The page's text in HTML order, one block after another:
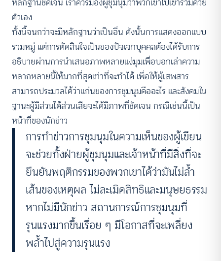
ตัวเอง
ทั้งนี้จนกว่าจะมีหลักฐานว่าเป็นอื่น ดังนั้นการแสดงออกแบบ
รวมหมู่ แต่การตัดสินใจเป็นของปัจเจกบุคคลต้องได้รับการ
อธิบายผ่านการนำเสนอภาพหลายแง่มุมเพื่อบอกเล่าความ
หลากหลายนี้ให้มากที่สุดเท่าที่จะทำได้ เพื่อให้ผู้เสพสาร
สามารถประมวลได้ว่าแก่นของการชุมนุมคืออะไร และสังคมใน
ฐานะผู้มีส่วนได้ส่วนเสียจะได้มีภาพที่ชัดเจน กรณีเช่นนี้เป็น
หน้าที่ของนักข่าว
การทำข่าวการชุมนุมในความเห็นของผู้เขียน
จะช่วยทั้งฝ่ายผู้ชุมนุมและเจ้าหน้าที่มีสิ่งที่จะ
ยืนยันพฤติกรรมของพวกเขาได้ว่ามันไม่ล้ำ
เส้นของเหตุผล ไม่ละเมิดสิทธิและมนุษยธรรม
หากไม่มีนักข่าว สถานการณ์การชุมนุมที่
รุนแรงมากขึ้นเรื่อย ๆ มีโอกาสที่จะเพลี่ยง
พล้ำไปสู่ความรุนแรง